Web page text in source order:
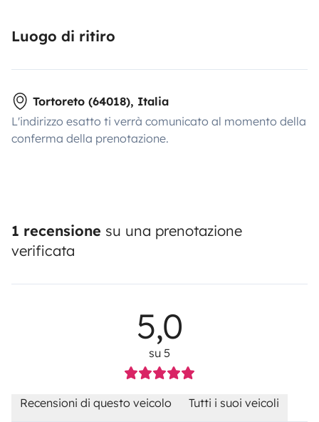
Luogo di ritiro
Tortoreto (64018), Italia
L'indirizzo esatto ti verrà comunicato al momento della
conferma della prenotazione.
1 recensione su una prenotazione
verificata
5,0
su 5
Recensioni di questo veicolo Tutti i suoi veicoli